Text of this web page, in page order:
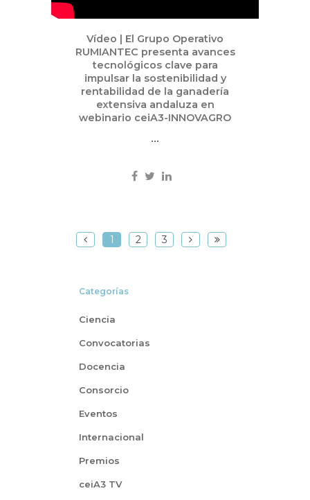
Vídeo | El Grupo Operativo
RUMIANTEC presenta avances
tecnológicos clave para
impulsar la sostenibilidad y
rentabilidad de la ganadería
extensiva andaluza en
webinario ceiA3-INNOVAGRO
...
1 2 3
Categorías
Ciencia
Convocatorias
Docencia
Consorcio
Eventos
Internacional
Premios
ceiA3 TV